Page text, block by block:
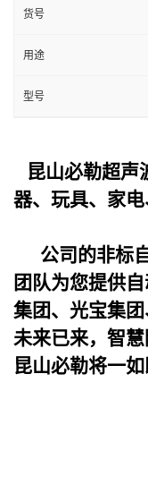
货号
用途
型号
昆山必勒超声
器、玩具、家
公司的非标
团队为您提供
集团、光宝集
未来已来，智
昆山必勒将一